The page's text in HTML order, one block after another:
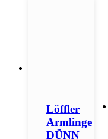
Löffler
Armlinge
DÜNN